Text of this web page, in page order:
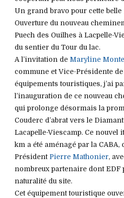
Un grand bravo pour cette
Ouverture du nouveau
Puech des Ouilhes à Lacpelle-
du sentier du Tour du lac.
A l’invitation de Maryline
commune et Vice-Présidente
équipements touristiques, j’ai
l’inauguration de ce nouveau
qui prolonge désormais la
Couderc d’abrat vers le
Lacapelle-Viescamp. Ce nouvel
km a été aménagé par la CABA,
PrésidentPierre Mathonier,
nombreux partenaire dont EDF
naturalité du site.
Cet équipement touristique